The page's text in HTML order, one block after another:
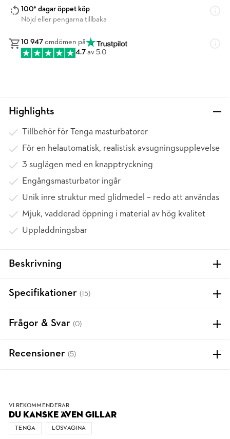
100* dagar öppet köp
Nöjd eller pengarna tillbaka
10 947 omdömen på
4.7 av 5.0
Highlights
Tillbehör för Tenga masturbatorer
För en helautomatisk, realistisk avsugningsupplevelse
3 suglägen med en knapptryckning
Engångsmasturbator ingår
Unik inre struktur med glidmedel – redo att användas
Mjuk, vadderad öppning i material av hög kvalitet
Uppladdningsbar
Beskrivning
Specifikationer (15)
Frågor & Svar (0)
Recensioner (5)
VI REKOMMENDERAR
DU KANSKE ÄVEN GILLAR
TENGA LÖSVAGINA